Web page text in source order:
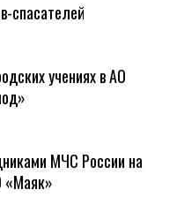
спасателей
учениях в АО
МЧС России на
«Маяк»